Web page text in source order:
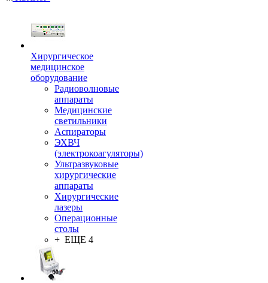
Хирургическое
медицинское
оборудование
Радиоволновые
аппараты
Медицинские
светильники
Аспираторы
ЭХВЧ
(электрокоагуляторы)
Ультразвуковые
хирургические
аппараты
Хирургические
лазеры
Операционные
столы
+ ЕЩЕ 4